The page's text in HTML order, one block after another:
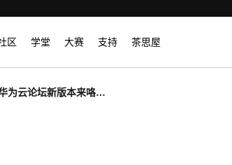
区 学堂 大赛 支持 茶思屋
为云论坛新版本来咯！